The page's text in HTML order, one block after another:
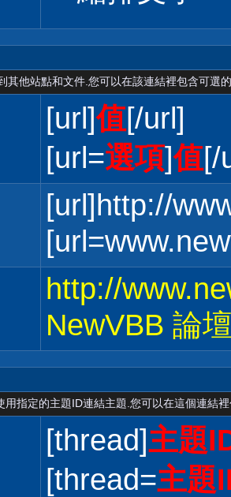
其他站點和文件.您可以在該連結裡包含可選
[url]值[/url]
[url=選項]值[/
[url]http://
http://
NewVBB 論
用指定的主題ID連結主題.您可以在這個連結
[thread]主題
[thread=主題